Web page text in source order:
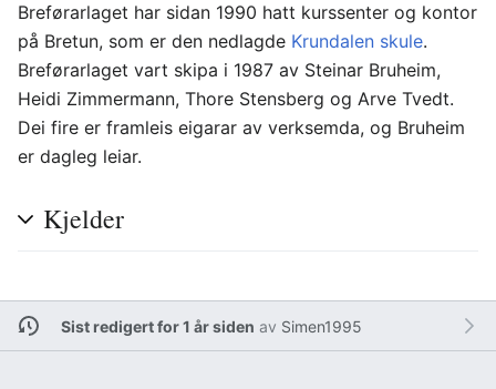
Breførarlaget har sidan 1990 hatt kurssenter og kontor
på Bretun, som er den nedlagde Krundalen skule.
Breførarlaget vart skipa i 1987 av Steinar Bruheim,
Heidi Zimmermann, Thore Stensberg og Arve Tvedt.
Dei fire er framleis eigarar av verksemda, og Bruheim
er dagleg leiar.
Kjelder
Sist redigert for 1 år siden av Simen1995